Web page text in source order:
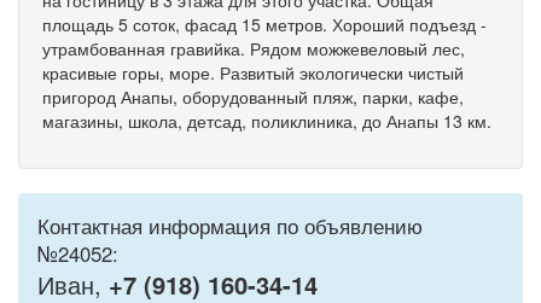
площадь 5 соток, фасад 15 метров. Хороший подъезд -
утрамбованная гравийка. Рядом можжевеловый лес,
красивые горы, море. Развитый экологически чистый
пригород Анапы, оборудованный пляж, парки, кафе,
магазины, школа, детсад, поликлиника, до Анапы 13 км.
Контактная информация по объявлению
№24052:
Иван, +7 (918) 160-34-14